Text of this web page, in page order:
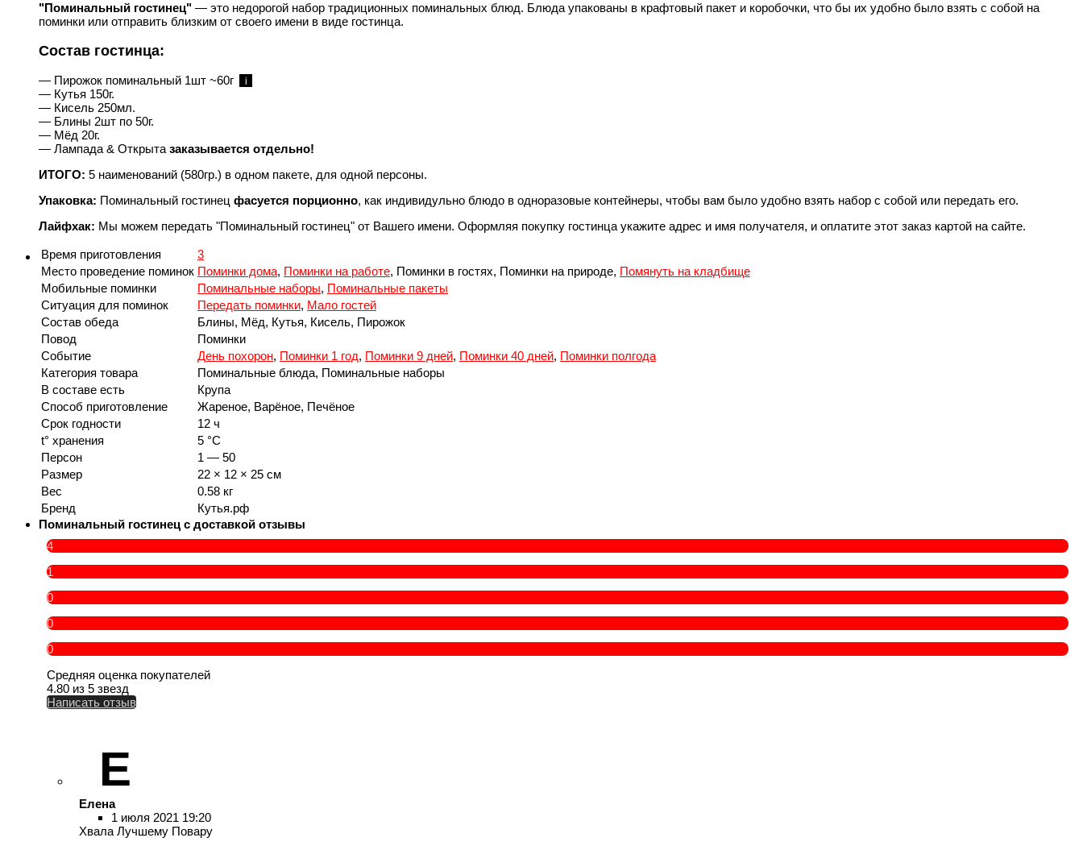
"Поминальный гостинец" — это недорогой набор традиционных поминальных блюд. Блюда упакованы в крафтовый пакет и коробочки, что бы их удобно было взять с собой на
поминки или отправить близким от своего имени в виде гостинца.
Состав гостинца:
— Пирожок поминальный 1шт ~60г i
— Кутья 150г.
— Кисель 250мл.
— Блины 2шт по 50г.
— Мёд 20г.
— Лампада & Открыта заказывается отдельно!
ИТОГО: 5 наименований (580гр.) в одном пакете, для одной персоны.
Упаковка: Поминальный гостинец фасуется порционно, как индивидульно блюдо в одноразовые контейнеры, чтобы вам было удобно взять набор с собой или передать его.
Лайфхак: Мы можем передать "Поминальный гостинец" от Вашего имени. Оформляя покупку гостинца укажите адрес и имя получателя, и оплатите этот заказ картой на сайте.
Время приготовления
3
Место проведение поминок Поминки дома, Поминки на работе, Поминки в гостях, Поминки на природе, Помянуть на кладбище
Мобильные поминки
Поминальные наборы, Поминальные пакеты
Ситуация для поминок
Передать поминки, Мало гостей
Состав обеда
Блины, Мёд, Кутья, Кисель, Пирожок
Повод
Поминки
Событие
День похорон, Поминки 1 год, Поминки 9 дней, Поминки 40 дней, Поминки полгода
Категория товара
Поминальные блюда, Поминальные наборы
В составе есть
Крупа
Способ приготовление
Жареное, Варёное, Печёное
Срок годности
12 ч
t° хранения
5 °C
Персон
1 — 50
Размер
22 × 12 × 25 см
Вес
0.58 кг
Бренд
Кутья.рф
Поминальный гостинец с доставкой отзывы
4
1
0
0
0
Средняя оценка покупателей
4.80 из 5 звезд
Написать отзыв
Е
Елена
1 июля 2021 19:20
Хвала Лучшему Повару